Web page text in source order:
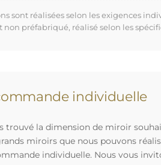
sont réalisées selon les exigences
préfabriqué, réalisé selon les
individuelle
trouvé la dimension de miroir
miroirs que nous pouvons
individuelle. Nous vous